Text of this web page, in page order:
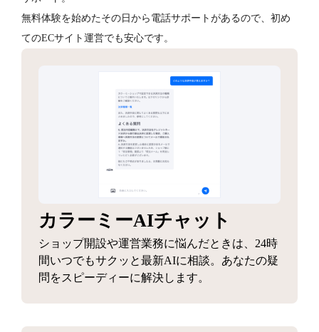
無料体験を始めたその日から電話サポートがあるので、初め
てのECサイト運営でも安心です。
カラーミーAIチャット
ショップ開設や運営業務に悩んだときは、24時
間いつでもサクッと最新AIに相談。あなたの疑
問をスピーディーに解決します。